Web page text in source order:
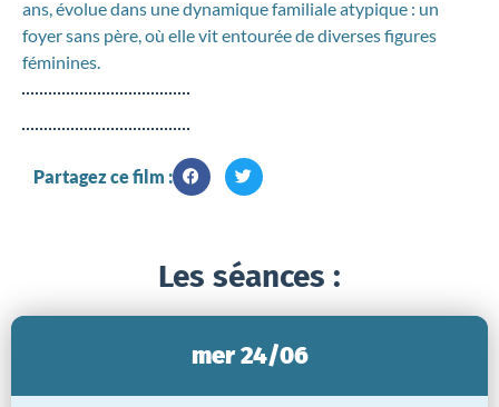
ans, évolue dans une dynamique familiale atypique : un
foyer sans père, où elle vit entourée de diverses figures
féminines.
Partagez ce film :
Les séances :
mer 24/06